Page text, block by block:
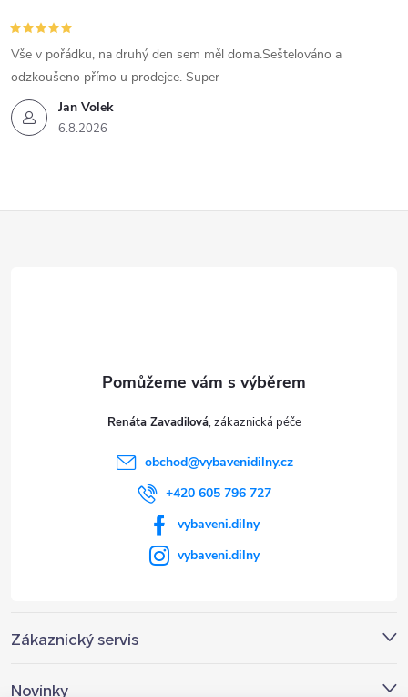
Jan Volek
6.8.2026
Vše v pořádku, na druhý den sem měl doma.Seštelováno a
odzkoušeno přímo u prodejce. Super
Zákaznický servis
Novinky
Renáta Zavadilová
obchod@vybavenidilny.cz
+420 605 796 727
vybaveni.dilny
vybaveni.dilny